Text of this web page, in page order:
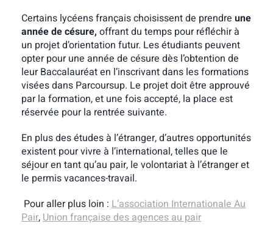
Certains lycéens français choisissent de prendre une
année de césure, offrant du temps pour réfléchir à
un projet d’orientation futur. Les étudiants peuvent
opter pour une année de césure dès l’obtention de
leur Baccalauréat en l’inscrivant dans les formations
visées dans Parcoursup. Le projet doit être approuvé
par la formation, et une fois accepté, la place est
réservée pour la rentrée suivante.
En plus des études à l’étranger, d’autres opportunités
existent pour vivre à l’international, telles que le
séjour en tant qu’au pair, le volontariat à l’étranger et
le permis vacances-travail.
Pour aller plus loin : L’association Internationale Au
Pair,Union française des agences au pair